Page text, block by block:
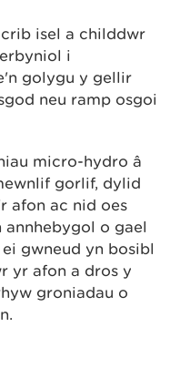
isel a childdwr
i
golygu y gellir
neu ramp osgoi
micro-hydro â
gorlif, dylid
afon ac nid oes
annhebygol o gael
gwneud yn bosibl
yr afon a dros y
groniadau o